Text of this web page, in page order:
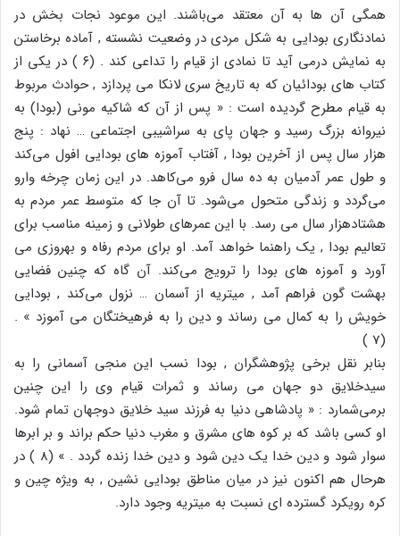
همگی آن ها به آن معتقد می‌باشند. این موعود نجات بخش در
نمادنگاری بودایی به شکل مردی در وضعیت نشسته , آماده برخاستن
به نمایش درمی آید تا نمادی از قیام را تداعی کند . (۶ ) در یکی از
کتاب های بودائیان که به تاریخ سری لانکا می پردازد , حوادث مربوط
به قیام مطرح گردیده است : « پس از آن که شاکیه مونی (بودا) به
نیروانه بزرگ رسید و جهان پای به سراشیبی اجتماعی … نهاد : پنج
هزار سال پس از آخرین بودا , آفتاب آموزه های بودایی افول می‌کند
و طول عمر آدمیان به ده سال فرو می‌کاهد. در این زمان چرخه وارو
می‌گردد و زندگی متحول می‌شود. تا آن جا که متوسط عمر مردم به
هشتادهزار سال می رسد. با این عمرهای طولانی و زمینه مناسب برای
تعالیم بودا , یک راهنما خواهد آمد. او برای مردم رفاه و بهروزی می
آورد و آموزه های بودا را ترویج می‌کند. آن گاه که چنین فضایی
بهشت گون فراهم آمد , میتریه از آسمان … نزول می‌کند , بودایی
خویش را به کمال می رساند و دین را به فرهیختگان می آموزد » .
(7 )
بنابر نقل برخی پژوهشگران , بودا نسب این منجی آسمانی را به
سیدخلایق دو جهان می رساند و ثمرات قیام وی را این چنین
برمی‌شمارد : « پادشاهی دنیا به فرزند سید خلایق دوجهان تمام شود.
او کسی باشد که بر کوه های مشرق و مغرب دنیا حکم براند و بر ابرها
سوار شود و دین خدا یک دین شود و دین خدا زنده گردد . » (8 ) در
هرحال هم اکنون نیز در میان مناطق بودایی نشین , به ویژه چین و
کره رویکرد گسترده ای نسبت به میتریه وجود دارد.